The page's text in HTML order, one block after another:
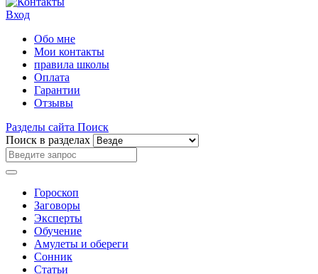
Вход
Обо мне
Мои контакты
правила школы
Оплата
Гарантии
Отзывы
Разделы сайта Поиск
Поиск в разделах
Гороскоп
Заговоры
Эксперты
Обучение
Амулеты и обереги
Сонник
Статьи